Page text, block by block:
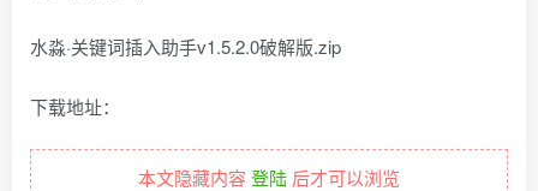
水淼·关键词插入助手v1.5.2.0破解版.zip
下载地址：
本文隐藏内容 登陆 后才可以浏览